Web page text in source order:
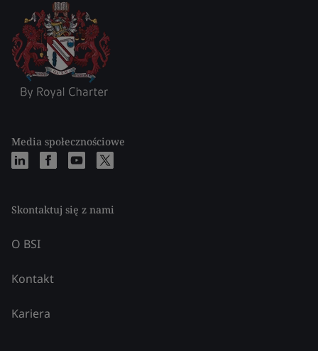
Media społecznościowe
Skontaktuj się z nami
O BSI
Kontakt
Kariera